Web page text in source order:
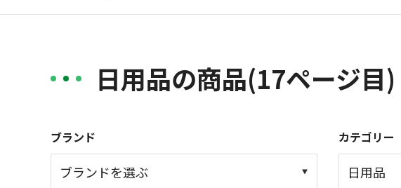
日用品の商品(17ページ目)
ブランド カテゴリー